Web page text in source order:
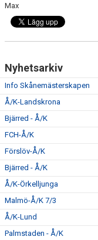
Max
Nyhetsarkiv
Info Skånemästerskapen
Å/K-Landskrona
Bjärred - Å/K
FCH-Å/K
Förslöv-Å/K
Bjärred - Å/K
Å/K-Örkelljunga
Malmö-Å/K 7/3
Å/K-Lund
Palmstaden - Å/K